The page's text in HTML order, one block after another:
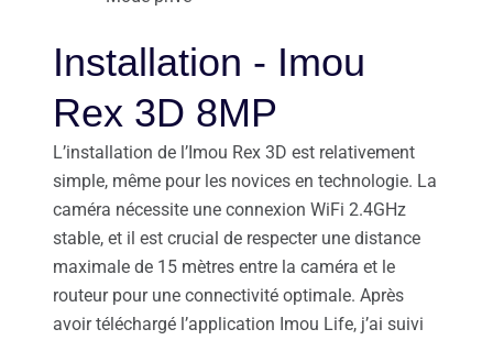
Installation - Imou
Rex 3D 8MP
L’installation de l’Imou Rex 3D est relativement
simple, même pour les novices en technologie. La
caméra nécessite une connexion WiFi 2.4GHz
stable, et il est crucial de respecter une distance
maximale de 15 mètres entre la caméra et le
routeur pour une connectivité optimale. Après
avoir téléchargé l’application Imou Life, j’ai suivi